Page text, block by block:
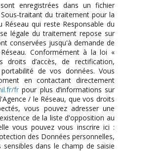
enregistrées dans un fichier
traitant du traitement pour la
qui reste Responsable du
légale du traitement repose sur
conservées jusqu'à demande de
Conformément à la loi «
d’accès, de rectification,
de vos données. Vous
en contactant directement
fr pour plus d’informations sur
/ le Réseau, que vos droits
vous pouvez adresser une
de la liste d'opposition au
vous pouvez vous inscrire ici :
des Données personnelles,
dans le champ de saisie